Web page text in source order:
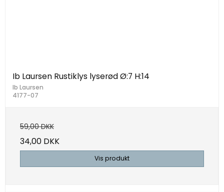
Ib Laursen Rustiklys lyserød Ø:7 H:14
Ib Laursen
4177-07
59,00 DKK
34,00 DKK
Vis produkt